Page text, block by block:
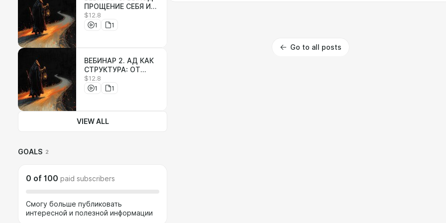
ПРОЩЕНИЕ СЕБЯ И
ВОЗВРАЩЕНИЕ К
ИСТОКУ
$12.8
1
1
ВЕБИНАР 2. АД КАК
СТРУКТУРА: ОТ
МИСТИКИ К
КЛИНИКЕ
$12.8
1
1
VIEW ALL
GOALS 2
0 of 100 paid subscribers
Смогу больше публиковать
интересной и полезной информации
Go to all posts